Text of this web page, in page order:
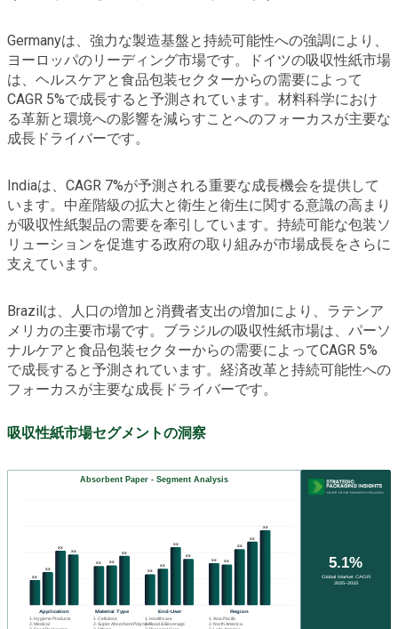
Germanyは、強力な製造基盤と持続可能性への強調により、
ヨーロッパのリーディング市場です。ドイツの吸収性紙市場
は、ヘルスケアと食品包装セクターからの需要によって
CAGR 5%で成長すると予測されています。材料科学におけ
る革新と環境への影響を減らすことへのフォーカスが主要な
成長ドライバーです。
Indiaは、CAGR 7%が予測される重要な成長機会を提供して
います。中産階級の拡大と衛生と衛生に関する意識の高まり
が吸収性紙製品の需要を牽引しています。持続可能な包装ソ
リューションを促進する政府の取り組みが市場成長をさらに
支えています。
Brazilは、人口の増加と消費者支出の増加により、ラテンア
メリカの主要市場です。ブラジルの吸収性紙市場は、パーソ
ナルケアと食品包装セクターからの需要によってCAGR 5%
で成長すると予測されています。経済改革と持続可能性への
フォーカスが主要な成長ドライバーです。
吸収性紙市場セグメントの洞察